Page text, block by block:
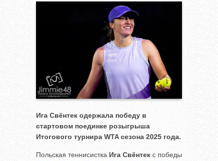
Ига Свёнтек одержала победу в
стартовом поединке розыгрыша
Итогового турнира WTA сезона 2025 года.
Польская теннисистка Ига Свёнтек с победы